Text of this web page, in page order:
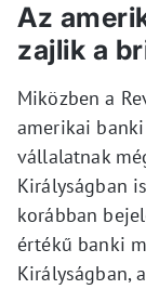
Az
zajlik a
Miközben a
amerikai banki
vállalatnak
Királyságban
korábban
értékű banki
Királyságban,